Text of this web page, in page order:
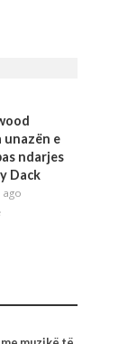
unazën e
ndarjes
Dack